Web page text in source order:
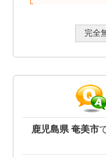
完全
鹿児島県 奄美市